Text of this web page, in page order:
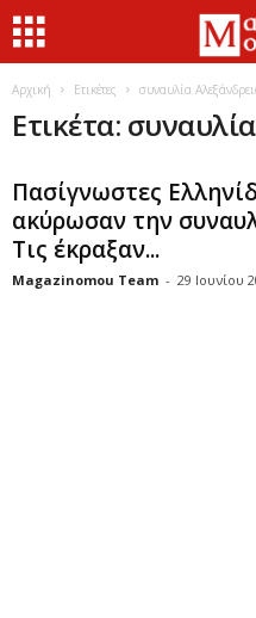
Αρχική Ετικέτες συναυλία
Ετικέτα:
Πασίγνωστες
ακύρωσαν την
Τις έκραξαν...
Magazinomou Team - 29 Ιουνίου